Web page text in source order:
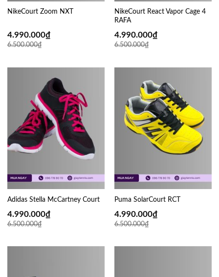
NikeCourt Zoom NXT
6.500.000₫
4.990.000₫
NikeCourt React Vapor Cage 4
RAFA
6.500.000₫
4.990.000₫
Adidas Stella McCartney Court
6.500.000₫
4.990.000₫
Puma SolarCourt RCT
6.500.000₫
4.990.000₫